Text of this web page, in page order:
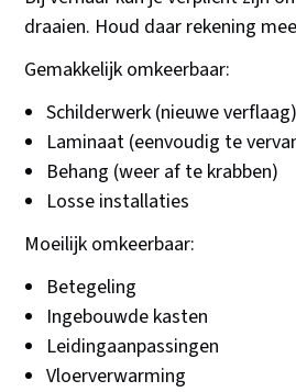
draaien. Houd daar rekening
Gemakkelijk omkeerbaar:
Schilderwerk (nieuwe verflaag)
Laminaat (eenvoudig te
Behang (weer af te krabben)
Losse installaties
Moeilijk omkeerbaar:
Betegeling
Ingebouwde kasten
Leidingaanpassingen
Vloerverwarming